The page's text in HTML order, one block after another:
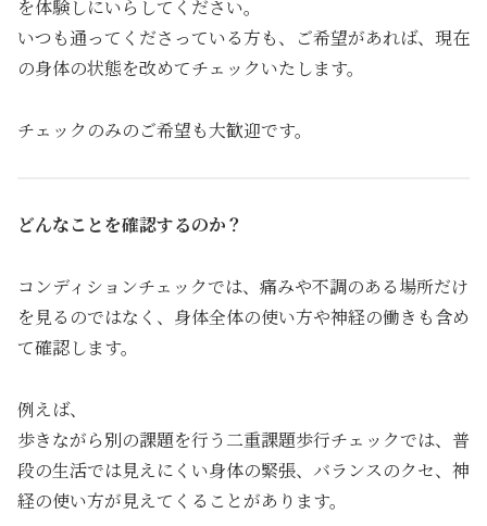
を体験しにいらしてください。
いつも通ってくださっている方も、ご希望があれば、現在
の身体の状態を改めてチェックいたします。
チェックのみのご希望も大歓迎です。
どんなことを確認するのか？
コンディションチェックでは、痛みや不調のある場所だけ
を見るのではなく、身体全体の使い方や神経の働きも含め
て確認します。
例えば、
歩きながら別の課題を行う二重課題歩行チェックでは、普
段の生活では見えにくい身体の緊張、バランスのクセ、神
経の使い方が見えてくることがあります。